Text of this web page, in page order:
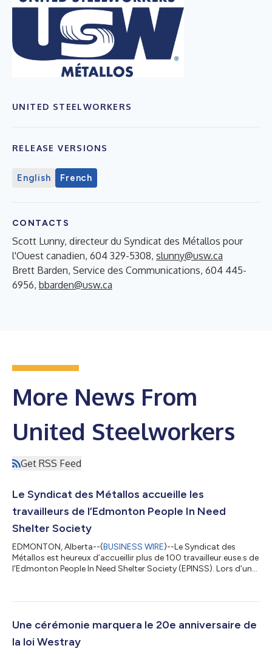
UNITED STEELWORKERS
RELEASE VERSIONS
English French
CONTACTS
Scott Lunny, directeur du Syndicat des Métallos pour
l'Ouest canadien, 604 329-5308, slunny@usw.ca
Brett Barden, Service des Communications, 604 445-
6956, bbarden@usw.ca
More News From
United Steelworkers
Get RSS Feed
Le Syndicat des Métallos accueille les
travailleurs de l’Edmonton People In Need
Shelter Society
EDMONTON, Alberta--(BUSINESS WIRE)--Le Syndicat des
Métallos est heureux d’accueillir plus de 100 travailleur.euse.s de
l’Edmonton People In Need Shelter Society (EPINSS). Lors d’un
Syndicat des Métallos. « Nous voulions aider les travailleurs et
s’exprimer d’une seule voix, non seulement pour eux, mais auss...
Une cérémonie marquera le 20e anniversaire de
la loi Westray